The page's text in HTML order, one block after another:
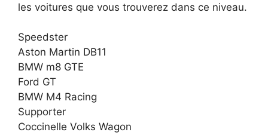
les voitures que vous trouverez dans ce niveau.
Speedster
Aston Martin DB11
BMW m8 GTE
Ford GT
BMW M4 Racing
Supporter
Coccinelle Volks Wagon